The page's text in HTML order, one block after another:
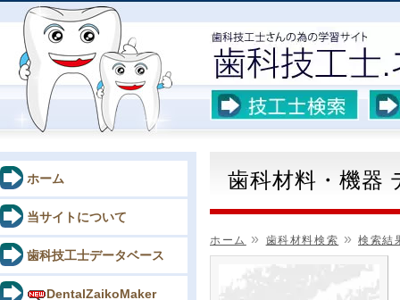
歯科材料・機器
ホーム » 歯科材料検索 »検索結
ホーム
当サイトについて
歯科技工士データベース
DentalZaikoMaker